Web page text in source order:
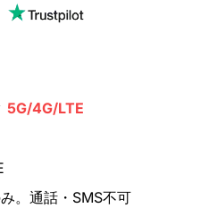
5G/4G/LTE
。通話・SMS不可